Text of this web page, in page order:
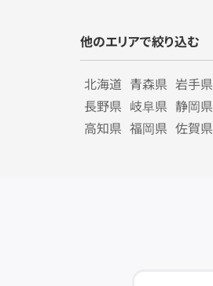
他のエリアで絞り込む
北海道 青森県 岩手県
長野県 岐阜県 静岡県
高知県 福岡県 佐賀県